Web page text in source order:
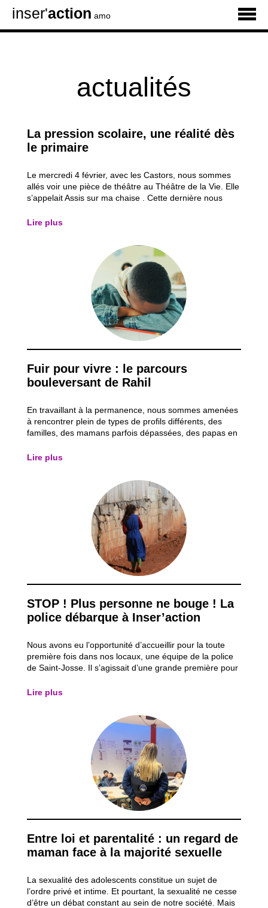
inser'action amo
actualités
La pression scolaire, une réalité dès
le primaire
Le mercredi 4 février, avec les Castors, nous sommes
allés voir une pièce de théâtre au Théâtre de la Vie. Elle
s’appelait Assis sur ma chaise . Cette dernière nous
scolaire. Avant d’aller à l’école, une peur l’envahit,
Lire plus
Fuir pour vivre : le parcours
bouleversant de Rahil
En travaillant à la permanence, nous sommes amenées
à rencontrer plein de types de profils différents, des
familles, des mamans parfois dépassées, des papas en
etc. Parmi toutes ces personnes, j’ai rencontré et
Lire plus
STOP ! Plus personne ne bouge ! La
police débarque à Inser’action
Nous avons eu l’opportunité d’accueillir pour la toute
première fois dans nos locaux, une équipe de la police
de Saint-Josse. Il s’agissait d’une grande première pour
nos juniors afin de leur faire comprendre leurs missions
Lire plus
Entre loi et parentalité : un regard de
maman face à la majorité sexuelle
La sexualité des adolescents constitue un sujet de
l’ordre privé et intime. Et pourtant, la sexualité ne cesse
d’être un débat constant au sein de notre société. Mais